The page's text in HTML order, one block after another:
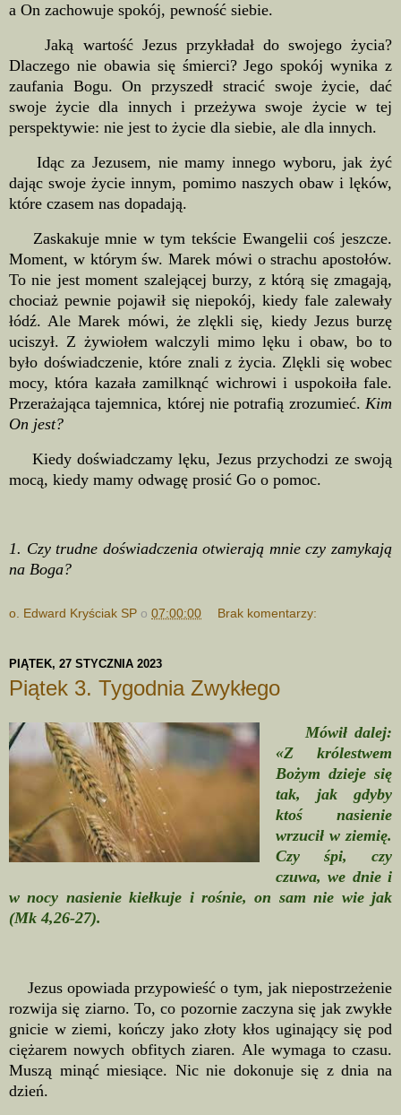
a On zachowuje spokój, pewność siebie.
Jaką wartość Jezus przykładał do swojego życia?
Dlaczego nie obawia się śmierci? Jego spokój wynika z
zaufania Bogu. On przyszedł stracić swoje życie, dać
swoje życie dla innych i przeżywa swoje życie w tej
perspektywie: nie jest to życie dla siebie, ale dla innych.
Idąc za Jezusem, nie mamy innego wyboru, jak żyć
dając swoje życie innym, pomimo naszych obaw i lęków,
które czasem nas dopadają.
Zaskakuje mnie w tym tekście Ewangelii coś jeszcze.
Moment, w którym św. Marek mówi o strachu apostołów.
To nie jest moment szalejącej burzy, z którą się zmagają,
chociaż pewnie pojawił się niepokój, kiedy fale zalewały
łódź. Ale Marek mówi, że zlękli się, kiedy Jezus burzę
uciszył. Z żywiołem walczyli mimo lęku i obaw, bo to
było doświadczenie, które znali z życia. Zlękli się wobec
mocy, która kazała zamilknąć wichrowi i uspokoiła fale.
Przerażająca tajemnica, której nie potrafią zrozumieć. Kim
On jest?
Kiedy doświadczamy lęku, Jezus przychodzi ze swoją
mocą, kiedy mamy odwagę prosić Go o pomoc.
1. Czy trudne doświadczenia otwierają mnie czy zamykają
na Boga?
o. Edward Kryściak SP o 07:00:00 Brak komentarzy:
PIĄTEK, 27 STYCZNIA 2023
Piątek 3. Tygodnia Zwykłego
Mówił dalej:
«Z królestwem
Bożym dzieje się
tak, jak gdyby
ktoś nasienie
wrzucił w ziemię.
Czy śpi, czy
czuwa, we dnie i
w nocy nasienie kiełkuje i rośnie, on sam nie wie jak
(Mk 4,26-27).
Jezus opowiada przypowieść o tym, jak niepostrzeżenie
rozwija się ziarno. To, co pozornie zaczyna się jak zwykłe
gnicie w ziemi, kończy jako złoty kłos uginający się pod
ciężarem nowych obfitych ziaren. Ale wymaga to czasu.
Muszą minąć miesiące. Nic nie dokonuje się z dnia na
dzień.